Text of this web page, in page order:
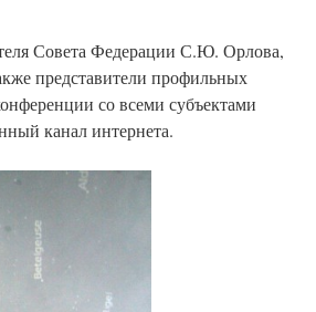
Совета Федерации С.Ю. Орлова,
представители профильных
со всеми субъектами
канал интернета.